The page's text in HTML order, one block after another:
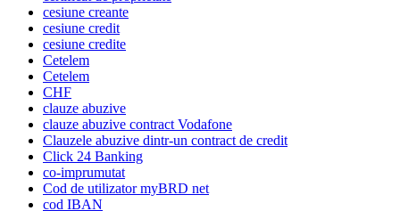
cesiune creante
cesiune credit
cesiune credite
Cetelem
Cetelem
CHF
clauze abuzive
clauze abuzive contract Vodafone
Clauzele abuzive dintr-un contract de credit
Click 24 Banking
co-imprumutat
Cod de utilizator myBRD net
cod IBAN